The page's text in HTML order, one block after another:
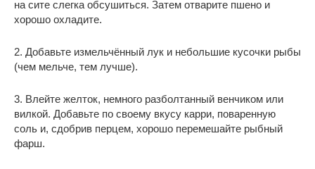
на сите слегка обсушиться. Затем отварите пшено и
хорошо охладите.
2. Добавьте измельчённый лук и небольшие кусочки рыбы
(чем мельче, тем лучше).
3. Влейте желток, немного разболтанный венчиком или
вилкой. Добавьте по своему вкусу карри, поваренную
соль и, сдобрив перцем, хорошо перемешайте рыбный
фарш.